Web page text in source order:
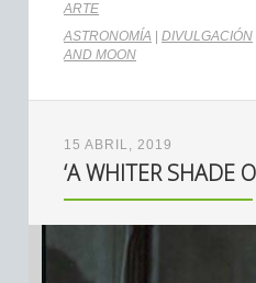
ARTE
ASTRONOMÍA
DIVULGACIÓN
AND MOON
15 ABRIL, 2019
‘A WHITER SHADE